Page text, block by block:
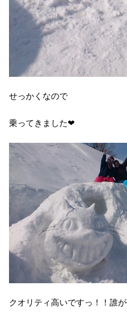
せっかくなので
乗ってきました❤
クオリティ高いですっ！！誰